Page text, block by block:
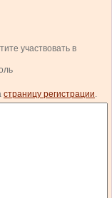
участвовать в
страницу регистрации.